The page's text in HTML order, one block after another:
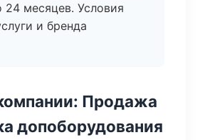
24 месяцев. Условия
и бренда
Продажа
допоборудования